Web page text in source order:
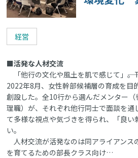
経営
■活発な人材交流
「他行の文化や風土を肌で感じて」――
2022年8月、女性幹部候補層の育成を目
創設した。全10行から選んだメンター
理職）が、それぞれ他行同士で面談を通
て多様な視点や気づきを得られ、「良
い。
人材交流が活発なのは同アライアンス
を育てるための部長クラス向け…